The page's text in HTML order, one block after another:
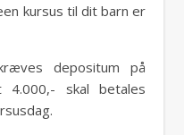
kursus til dit barn er
depositum på
skal betales